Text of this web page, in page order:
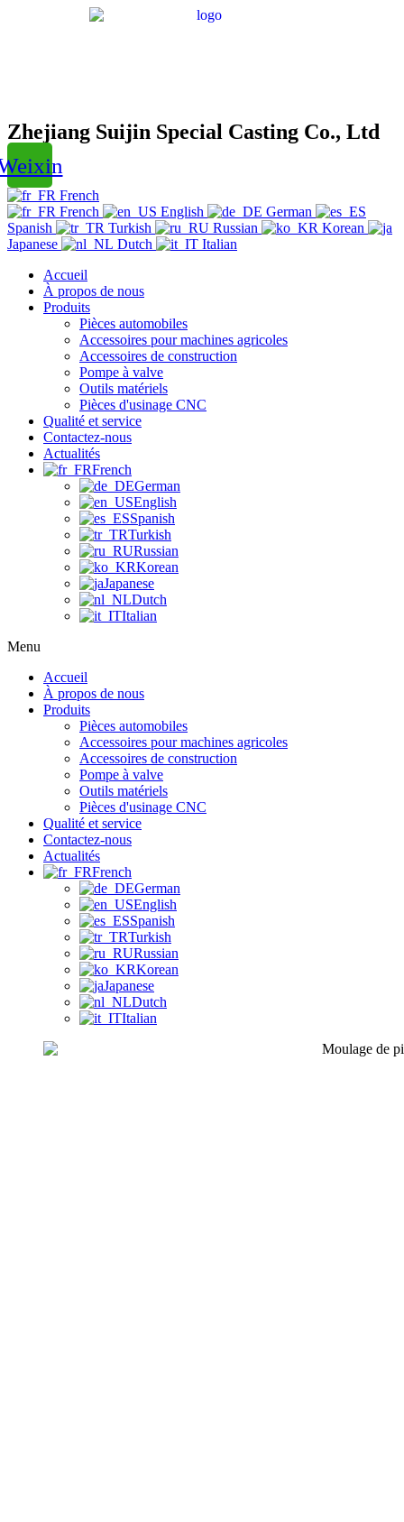
Zhejiang Suijin Special Casting Co., Ltd
French
French
English
German
Spanish
Turkish Russian
Korean
Japanese
Dutch
Italian
Accueil
À propos de nous
Produits
Pièces automobiles
Accessoires pour machines agricoles
Accessoires de construction
Pompe à valve
Outils matériels
Pièces d'usinage CNC
Qualité et service
Contactez-nous
Actualités
French
German
English
Spanish
Turkish
Russian
Korean
Japanese
Dutch
Italian
Menu
Accueil
À propos de nous
Produits
Pièces automobiles
Accessoires pour machines agricoles
Accessoires de construction
Pompe à valve
Outils matériels
Pièces d'usinage CNC
Qualité et service
Contactez-nous
Actualités
French
German
English
Spanish
Turkish
Russian
Korean
Japanese
Dutch
Italian